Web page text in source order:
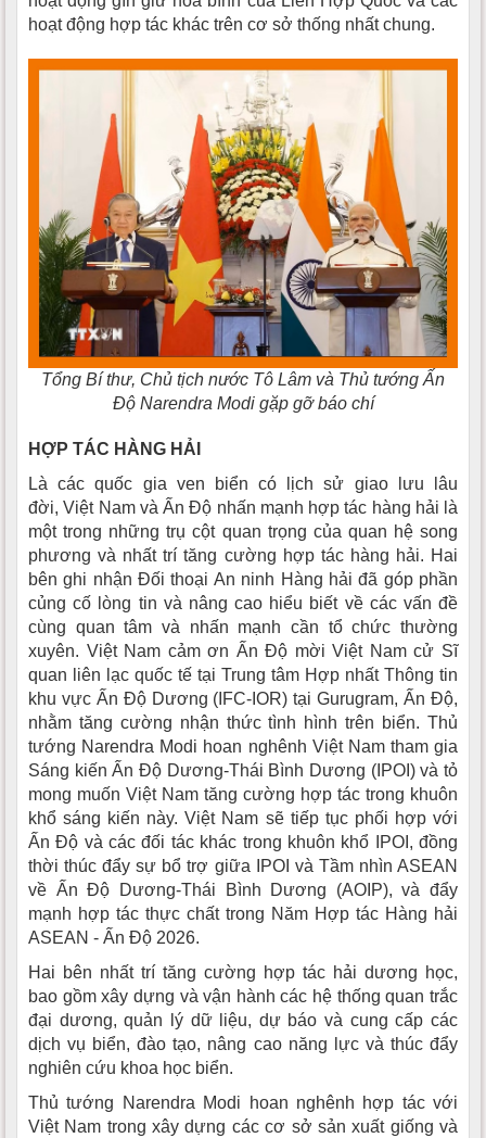
hoạt động hợp tác khác trên cơ sở thống nhất chung.
Tổng Bí thư, Chủ tịch nước Tô Lâm và Thủ tướng Ấn
Độ Narendra Modi gặp gỡ báo chí
HỢP TÁC HÀNG HẢI
Là các quốc gia ven biển có lịch sử giao lưu lâu
đời, Việt Nam và Ấn Độ nhấn mạnh hợp tác hàng hải là
một trong những trụ cột quan trọng của quan hệ song
phương và nhất trí tăng cường hợp tác hàng hải. Hai
bên ghi nhận Đối thoại An ninh Hàng hải đã góp phần
củng cố lòng tin và nâng cao hiểu biết về các vấn đề
cùng quan tâm và nhấn mạnh cần tổ chức thường
xuyên. Việt Nam cảm ơn Ấn Độ mời Việt Nam cử Sĩ
quan liên lạc quốc tế tại Trung tâm Hợp nhất Thông tin
khu vực Ấn Độ Dương (IFC-IOR) tại Gurugram, Ấn Độ,
nhằm tăng cường nhận thức tình hình trên biển. Thủ
tướng Narendra Modi hoan nghênh Việt Nam tham gia
Sáng kiến Ấn Độ Dương-Thái Bình Dương (IPOI) và tỏ
mong muốn Việt Nam tăng cường hợp tác trong khuôn
khổ sáng kiến này. Việt Nam sẽ tiếp tục phối hợp với
Ấn Độ và các đối tác khác trong khuôn khổ IPOI, đồng
thời thúc đẩy sự bổ trợ giữa IPOI và Tầm nhìn ASEAN
về Ấn Độ Dương-Thái Bình Dương (AOIP), và đẩy
mạnh hợp tác thực chất trong Năm Hợp tác Hàng hải
ASEAN - Ấn Độ 2026.
Hai bên nhất trí tăng cường hợp tác hải dương học,
bao gồm xây dựng và vận hành các hệ thống quan trắc
đại dương, quản lý dữ liệu, dự báo và cung cấp các
dịch vụ biển, đào tạo, nâng cao năng lực và thúc đẩy
nghiên cứu khoa học biển.
Thủ tướng Narendra Modi hoan nghênh hợp tác với
Việt Nam trong xây dựng các cơ sở sản xuất giống và